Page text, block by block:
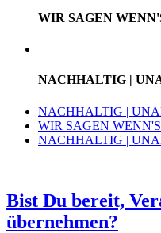
WIR SAGEN
NACHHALTIG |
NACHHALTIG |
WIR SAGEN
NACHHALTIG |
Bist Du bereit,
übernehmen?